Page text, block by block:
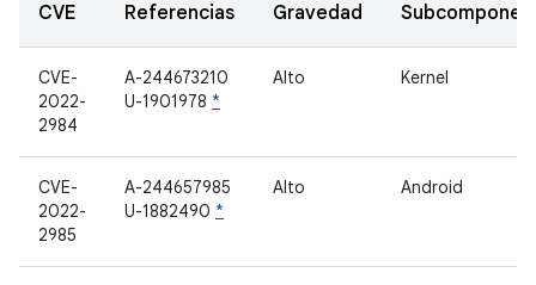
CVE Referencias Gravedad
CVE-
2022-
2984
A-244673210
U-1901978 *
Alto Kernel
CVE-
2022-
2985
A-244657985
U-1882490 *
Alto Android